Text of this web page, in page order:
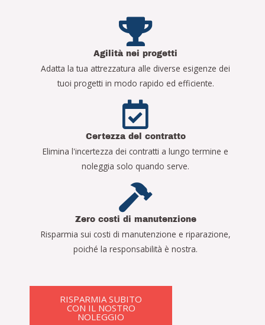
Agilità nei progetti
Adatta la tua attrezzatura alle diverse esigenze dei
tuoi progetti in modo rapido ed efficiente.
Certezza del contratto
Elimina l'incertezza dei contratti a lungo termine e
noleggia solo quando serve.
Zero costi di manutenzione
Risparmia sui costi di manutenzione e riparazione,
poiché la responsabilità è nostra.
RISPARMIA SUBITO
CON IL NOSTRO
NOLEGGIO